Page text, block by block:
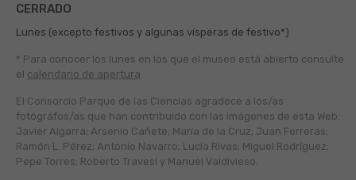
CERRADO
Lunes (excepto festivos y algunas vísperas de festivo*)
* Para conocer los lunes en los que el museo está abierto consulte
el calendario de apertura
El Consorcio Parque de las Ciencias agradece a los/as
fotógráfos/as que han contribuido con las imágenes de esta Web:
Javier Algarra; Arsenio Cañete; María de la Cruz; Juan Ferreras;
Ramón L. Pérez; Antonio Navarro; Lucía Rivas; Miguel Rodríguez;
Pepe Torres; Roberto Travesí y Manuel Valdivieso.